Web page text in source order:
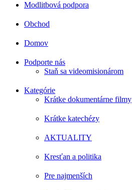
Modlitbová podpora
Obchod
Domov
Podporte nás
Staň sa videomisionárom
Kategórie
Krátke dokumentárne filmy
Krátke katechézy
AKTUALITY
Kresťan a politika
Pre najmenších